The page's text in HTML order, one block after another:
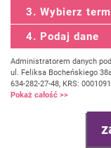
3. Wybierz
4. Podaj dane
Administratorem danych
ul. Feliksa Bocheńskiego
634-282-27-48, KRS:
Pokaż całość >>